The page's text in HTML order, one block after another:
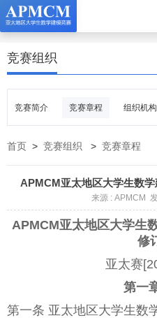
竞赛组织
竞赛简介 竞赛章程 组织机构
首页 > 竞赛组织 > 竞赛章程
APMCM亚太地区大学生数学
来源 : APMCM
APMCM亚太地区大学生
修
亚太赛
第一
第一条 亚太地区大学生数